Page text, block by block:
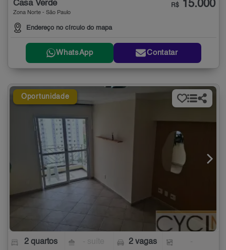
Casa Verde
Zona Norte - São Paulo
Endereço no círculo do mapa
R$ 15.000
WhatsApp Contatar
Oportunidade
2 quartos 2 vagas